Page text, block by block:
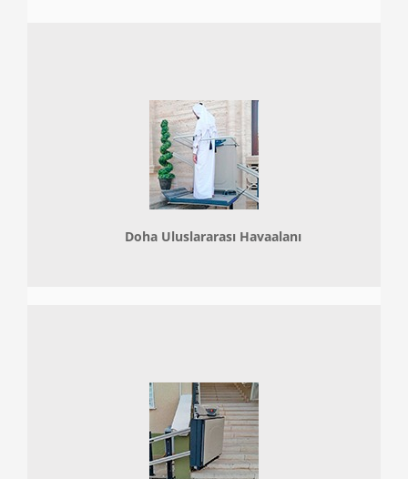
Doha Uluslararası Havaalanı